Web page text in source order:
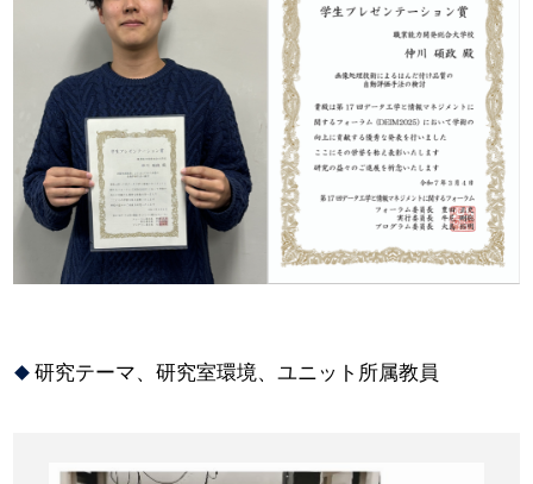
研究テーマ、研究室環境、ユニット所属教員